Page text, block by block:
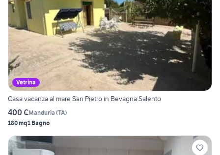
Vetrina
Casa vacanza al mare San Pietro in Bevagna Salento
400 €Manduria (TA)
180 mq1 Bagno